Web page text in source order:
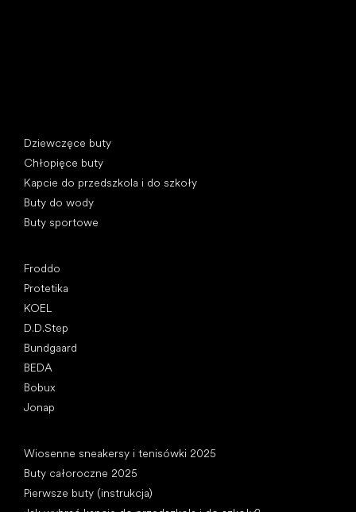
Dziewczęce buty
Chłopięce buty
Kapcie do przedszkola i do szkoły
Buty do wody
Buty sportowe
Froddo
Protetika
KOEL
D.D.Step
Bundgaard
BEDA
Bobux
Jonap
Wiosenne sneakersy i tenisówki 2025
Buty całoroczne 2025
Pierwsze buty (instrukcja)